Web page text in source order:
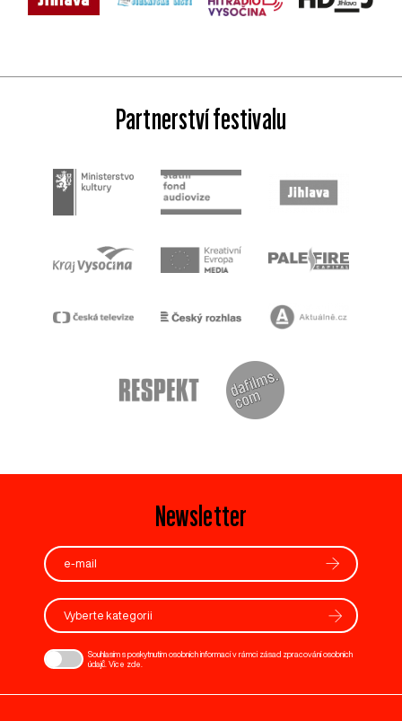
Partnerství festivalu
Newsletter
Vyberte kategorii
Souhlasím s poskytnutím osobních informací v rámci zásad zpracování osobních
údajů. Více zde